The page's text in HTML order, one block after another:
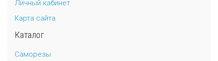
Личный кабинет
Карта сайта
Каталог
Саморезы